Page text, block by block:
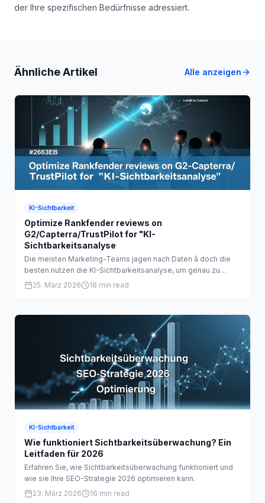
der Ihre spezifischen Bedürfnisse adressiert.
Ähnliche Artikel Alle anzeigen
KI-Sichtbarkeit
Optimize Rankfender reviews on
G2/Capterra/TrustPilot for "KI-
Sichtbarkeitsanalyse
Die meisten Marketing-Teams jagen nach Daten â doch die
besten nutzen die KI-Sichtbarkeitsanalyse, um genau zu
wissen, warum ihre Inhalte unsichtbar...
25. März 2026 18 min read
KI-Sichtbarkeit
Wie funktioniert Sichtbarkeitsüberwachung? Ein
Leitfaden für 2026
Erfahren Sie, wie Sichtbarkeitsüberwachung funktioniert und
wie sie Ihre SEO-Strategie 2026 optimieren kann.
23. März 2026
16 min read